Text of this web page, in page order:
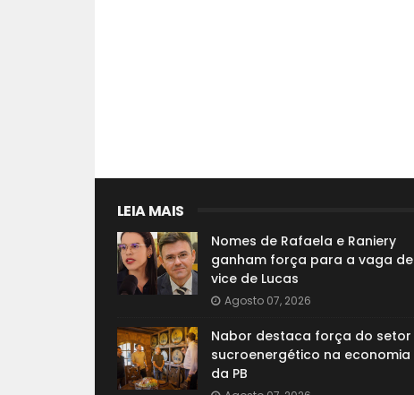
LEIA MAIS
Nomes de Rafaela e Raniery
ganham força para a vaga de
vice de Lucas
Agosto 07, 2026
Nabor destaca força do setor
sucroenergético na economia
da PB